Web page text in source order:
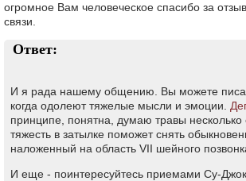
огромное Вам человеческое спасибо за
связи.
Ответ:
И я рада нашему общению. Вы можете
когда одолеют тяжелые мысли и эмоции.
принципе, понятна, думаю травы несколько
тяжесть в затылке поможет снять
наложенный на область VII шейного
И еще - поинтересуйтесь приемами Су-